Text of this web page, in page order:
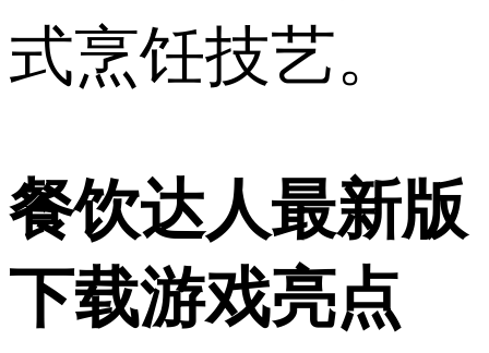
式烹饪技艺。
餐饮达人最新版
下载游戏亮点